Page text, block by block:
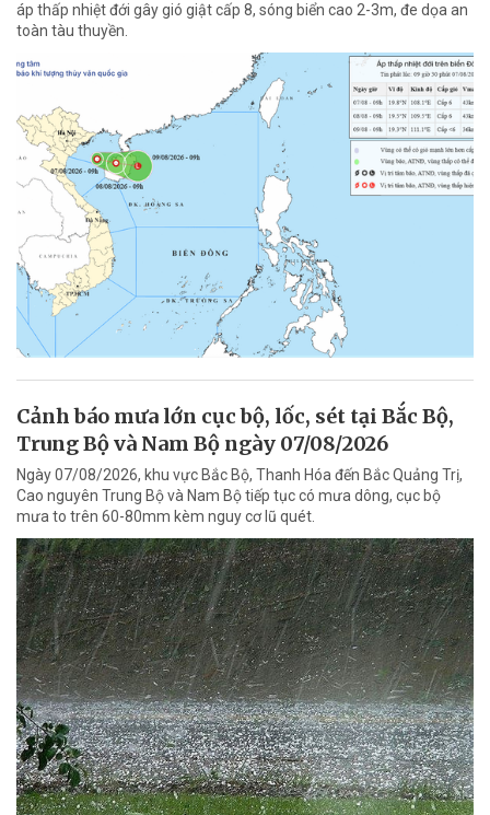
áp thấp nhiệt đới gây gió giật cấp 8, sóng biển cao 2-3m, đe dọa an
toàn tàu thuyền.
Cảnh báo mưa lớn cục bộ, lốc, sét tại Bắc Bộ,
Trung Bộ và Nam Bộ ngày 07/08/2026
Ngày 07/08/2026, khu vực Bắc Bộ, Thanh Hóa đến Bắc Quảng Trị,
Cao nguyên Trung Bộ và Nam Bộ tiếp tục có mưa dông, cục bộ
mưa to trên 60-80mm kèm nguy cơ lũ quét.